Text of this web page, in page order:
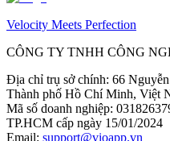
Velocity Meets Perfection
CÔNG TY TNHH CÔNG
Địa chỉ trụ sở chính: 66
Thành phố Hồ Chí Minh, Việt
Mã số doanh nghiệp:
TP.HCM cấp ngày 15/01/2024
Email: support@vioapp.vn